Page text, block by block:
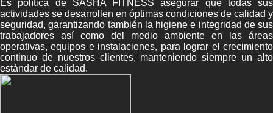
Es política de SASHA FITNESS asegurar que todas sus
actividades se desarrollen en óptimas condiciones de calidad y
seguridad, garantizando también la higiene e integridad de sus
trabajadores así como del medio ambiente en las áreas
operativas, equipos e instalaciones, para lograr el crecimiento
continuo de nuestros clientes, manteniendo siempre un alto
estándar de calidad.